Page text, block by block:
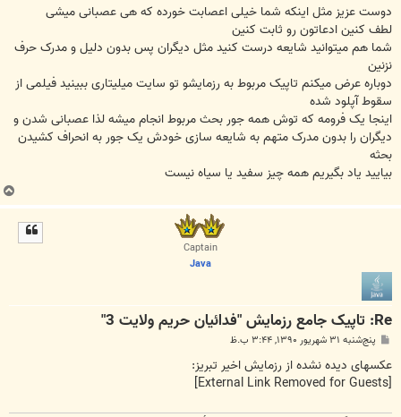
دوست عزیز مثل اینکه شما خیلی اعصابت خورده که هی عصبانی میشی
لطف کنین ادعاتون رو ثابت کنین
شما هم میتوانید شایعه درست کنید مثل دیگران پس بدون دلیل و مدرک حرف
نزنین
دوباره عرض میکنم تاپیک مربوط به رزمایشو تو سایت میلیتاری ببینید فیلمی از
سقوط آپلود شده
اینجا یک فرومه که توش همه جور بحث مربوط انجام میشه لذا عصبانی شدن و
دیگران را بدون مدرک متهم به شایعه سازی خودش یک جور به انحراف کشیدن
بحثه
بیایید یاد بگیریم همه چیز سفید یا سیاه نیست
Captain
Java
Re: تاپیک جامع رزمايش "فدائيان حريم ولايت 3"
س
ت
پنج‌شنبه ۳۱ شهریور ۱۳۹۰, ۳:۴۴ ب.ظ
عکسهای دیده نشده از رزمایش اخیر تبریز:
[External Link Removed for Guests]